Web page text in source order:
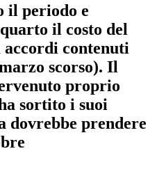
il periodo e
il costo del
contenuti
scorso). Il
proprio
sortito i suoi
dovrebbe prendere